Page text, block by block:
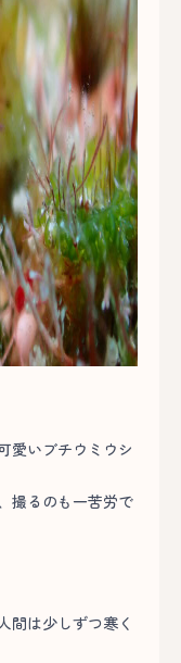
愛いブチウミウシ
撮るのも一苦労で
間は少しずつ寒く